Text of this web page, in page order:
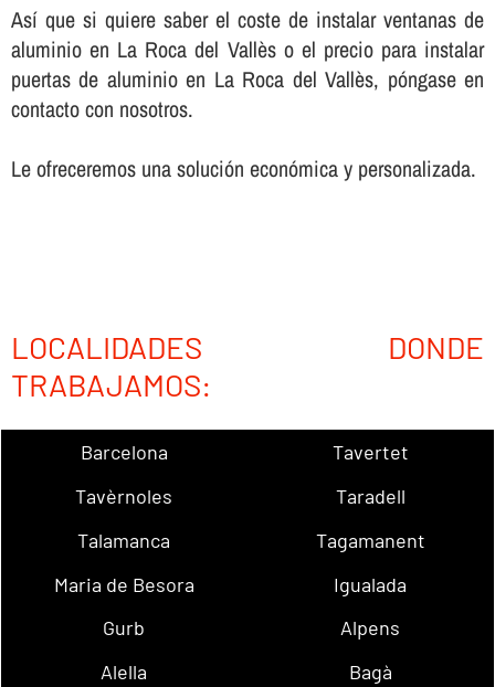
Así­ que si quiere saber el coste de instalar ventanas de
aluminio en La Roca del Vallès o el precio para instalar
puertas de aluminio en La Roca del Vallès, póngase en
contacto con nosotros.
Le ofreceremos una solución económica y personalizada.
LOCALIDADES DONDE
TRABAJAMOS:
Barcelona
Tavertet
Tavèrnoles
Taradell
Talamanca
Tagamanent
Maria de Besora
Igualada
Gurb
Alpens
Alella
Bagà